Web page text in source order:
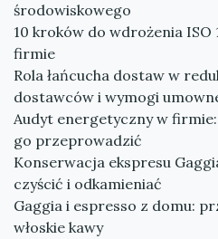
środowiskowego
10 kroków do wdrożenia ISO
firmie
Rola łańcucha dostaw w
dostawców i wymogi
Audyt energetyczny w
go przeprowadzić
Konserwacja ekspresu
czyścić i odkamieniać
Gaggia i espresso z domu:
włoskie kawy